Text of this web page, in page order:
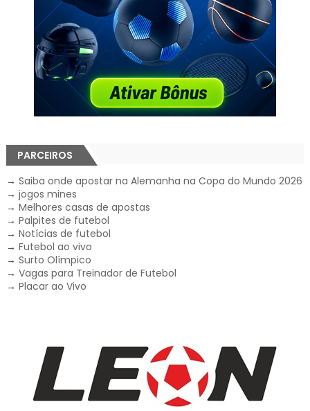
PARCEIROS
→ Saiba onde apostar na Alemanha na Copa do Mundo 2026
→ jogos mines
→ Melhores casas de apostas
→ Palpites de futebol
→ Notícias de futebol
→ Futebol ao vivo
→ Surto Olímpico
→ Vagas para Treinador de Futebol
→ Placar ao Vivo